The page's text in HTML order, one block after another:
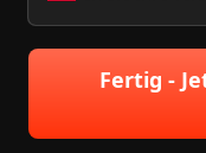
Fertig -